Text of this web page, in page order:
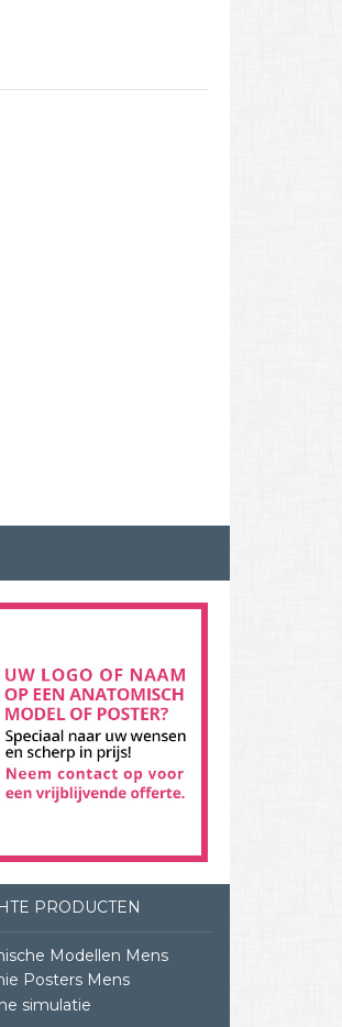
PRODUCTEN
Modellen Mens
Posters Mens
simulatie